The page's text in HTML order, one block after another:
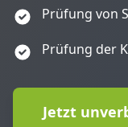
Prüfung von
Prüfung der
Jetzt